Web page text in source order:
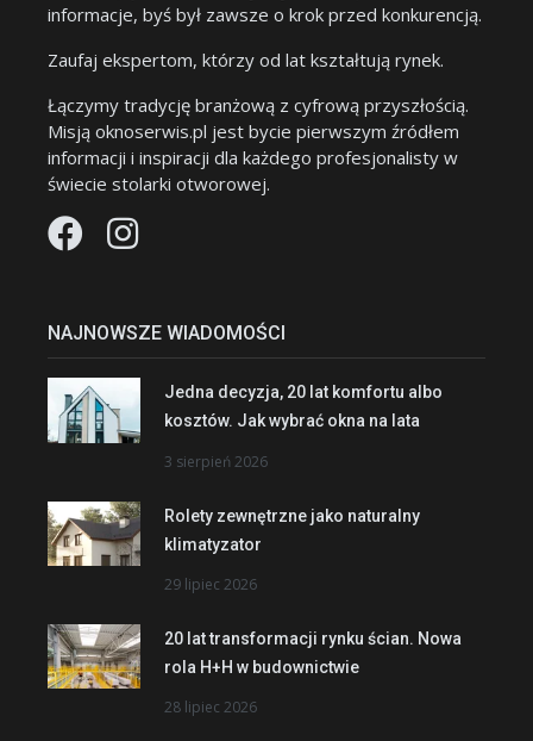
informacje, byś był zawsze o krok przed konkurencją.
Zaufaj ekspertom, którzy od lat kształtują rynek.
Łączymy tradycję branżową z cyfrową przyszłością.
Misją oknoserwis.pl jest bycie pierwszym źródłem
informacji i inspiracji dla każdego profesjonalisty w
świecie stolarki otworowej.
NAJNOWSZE WIADOMOŚCI
Jedna decyzja, 20 lat komfortu albo
kosztów. Jak wybrać okna na lata
3 sierpień 2026
Rolety zewnętrzne jako naturalny
klimatyzator
29 lipiec 2026
20 lat transformacji rynku ścian. Nowa
rola H+H w budownictwie
28 lipiec 2026